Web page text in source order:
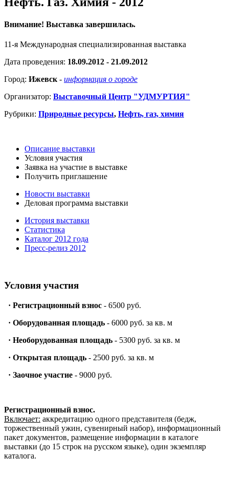
Внимание! Выставка завершилась.
11-я Международная специализированная выставка
Дата проведения: 18.09.2012 - 21.09.2012
Город: Ижевск - информация о городе
Организатор: Выставочный Центр "УДМУРТИЯ"
Рубрики: Природные ресурсы, Нефть, газ, химия
Описание выставки
Условия участия
Заявка на участие в выставке
Получить приглашение
Новости выставки
Деловая программа выставки
История выставки
Статистика
Каталог 2012 года
Пресс-релиз 2012
Условия участия
· Регистрационный взнос - 6500 руб.
· Оборудованная площадь - 6000 руб. за кв. м
· Необорудованная площадь - 5300 руб. за кв. м
· Открытая площадь - 2500 руб. за кв. м
· Заочное участие - 9000 руб.
Регистрационный взнос.
Включает: аккредитацию одного представителя (бедж,
торжественный ужин, сувенирный набор), информационный
пакет документов, размещение информации в каталоге
выставки (до 15 строк на русском языке), один экземпляр
каталога.